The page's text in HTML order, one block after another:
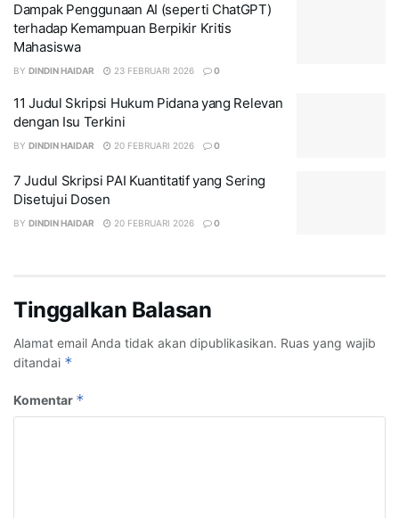
Dampak Penggunaan AI (seperti ChatGPT)
terhadap Kemampuan Berpikir Kritis
Mahasiswa
BY DINDIN HAIDAR 23 FEBRUARI 2026 0
11 Judul Skripsi Hukum Pidana yang Relevan
dengan Isu Terkini
BY DINDIN HAIDAR 20 FEBRUARI 2026 0
7 Judul Skripsi PAI Kuantitatif yang Sering
Disetujui Dosen
BY DINDIN HAIDAR 20 FEBRUARI 2026 0
Tinggalkan Balasan
Alamat email Anda tidak akan dipublikasikan. Ruas yang wajib
ditandai *
Komentar *